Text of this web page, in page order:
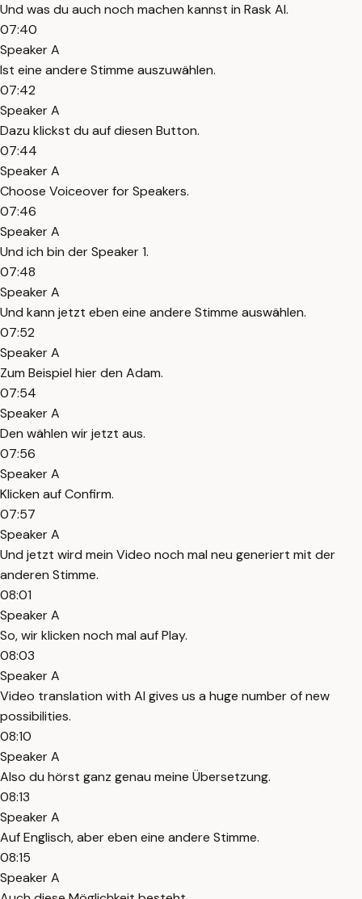
Und was du auch noch machen kannst in Rask AI.
07:40
Speaker A
Ist eine andere Stimme auszuwählen.
07:42
Speaker A
Dazu klickst du auf diesen Button.
07:44
Speaker A
Choose Voiceover for Speakers.
07:46
Speaker A
Und ich bin der Speaker 1.
07:48
Speaker A
Und kann jetzt eben eine andere Stimme auswählen.
07:52
Speaker A
Zum Beispiel hier den Adam.
07:54
Speaker A
Den wählen wir jetzt aus.
07:56
Speaker A
Klicken auf Confirm.
07:57
Speaker A
Und jetzt wird mein Video noch mal neu generiert mit der
anderen Stimme.
08:01
Speaker A
So, wir klicken noch mal auf Play.
08:03
Speaker A
Video translation with AI gives us a huge number of new
possibilities.
08:10
Speaker A
Also du hörst ganz genau meine Übersetzung.
08:13
Speaker A
Auf Englisch, aber eben eine andere Stimme.
08:15
Speaker A